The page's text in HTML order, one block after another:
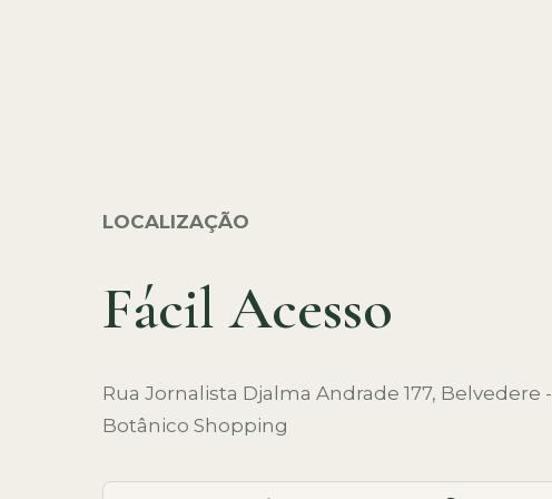
LOCALIZAÇÃO
Fácil Acesso
Rua Jornalista Djalma Andrade 177, Belvedere -
Botânico Shopping